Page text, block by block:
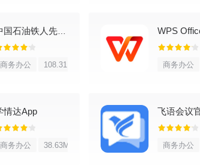
联系人：可选字段很多，联系人分组数量没有限
表：自锁机制提供了安全又便捷的方式来保存所
的快捷方式放在主屏幕上，访问速度更快，常用
个应用程序：可以用密码锁住整个应用，保护个
商务办公 108.31M 商务办公
情达App
商务办公 38.63M
飞语会议
商务办公